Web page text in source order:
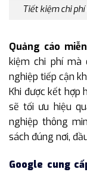
Tiết kiệm chi
Quảng cáo
kiệm chi phí mà
nghiệp tiếp cận
Khi được kết hợp
sẽ tối ưu hiệu
nghiệp thông
sách đúng nơi,
Google cung